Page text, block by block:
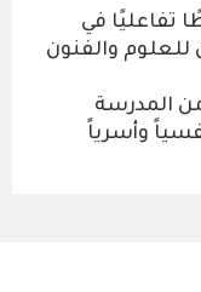
أكثر من 45 نشاطًا تفاعليًا في
والفنون
المدرسة
وأسرياً